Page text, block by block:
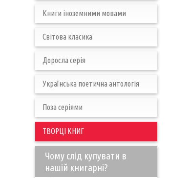
Книги іноземними мовами
Світова класика
Доросла серія
Українська поетична антологія
Поза серіями
ТВОРЦІ КНИГ
Чому слід купувати в
нашій книгарні?